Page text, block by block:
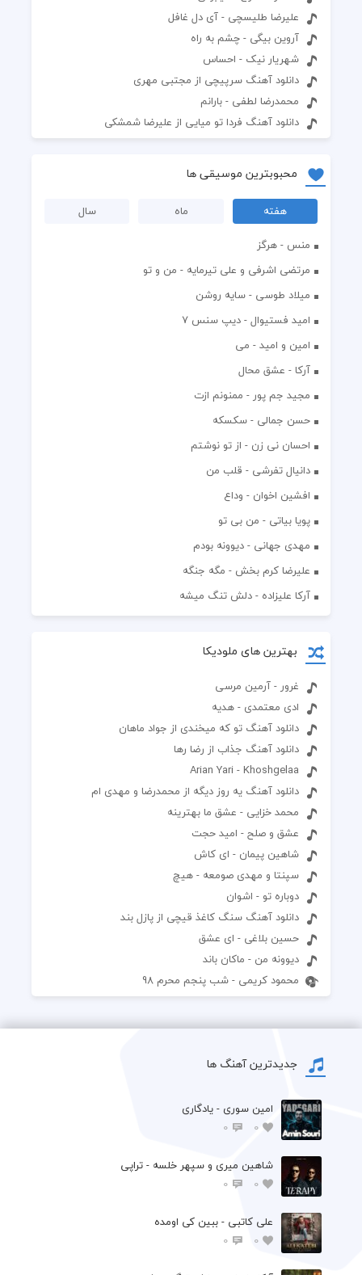
علیرضا طلیسچی - آی دل غافل
آروین بیگی - چشم به راه
شهریار نیک - احساس
دانلود آهنگ سرپیچی از مجتبی مهری
محمدرضا لطفی - بارانم
دانلود آهنگ فردا تو میایی از علیرضا شمشکی
محبوبترین موسیقی ها
هفته ماه
سال
منس - هرگز
مرتضی اشرفی و علی تیرمایه - من و تو
میلاد طوسی - سایه روشن
اميد فستيوال - ديپ سنس ۷
امین و امید - می
آرکا - عشق محال
مجید جم پور - ممنونم ازت
حسن جمالی - سکسکه
احسان نی زن - از تو نوشتم
دانیال تفرشی - قلب من
افشين اخوان - وداع
پویا بیاتی - من بی تو
مهدی جهانی - دیوونه بودم
علیرضا کرم بخش - مگه جنگه
آرکا علیزاده - دلش تنگ میشه
بهترین های ملودیکا
غرور - آرمین مرسی
ادی معتمدی - هدیه
دانلود آهنگ تو که میخندی از جواد ماهان
دانلود آهنگ جذاب از رضا رها
Arian Yari - Khoshgelaa
دانلود آهنگ یه روز دیگه از محمدرضا و مهدی ام
محمد خزایی - عشق ما بهترینه
عشق و صلح - امید حجت
شاهین پیمان - ای کاش
سپنتا و مهدی صومعه - هیچ
دوباره تو - اشوان
دانلود آهنگ سنگ کاغذ قیچی از پازل بند
حسین بلاغی - ای عشق
دیوونه من - ماکان باند
محمود کریمی - شب پنجم محرم 98
جدیدترین آهنگ ها
امین سوری - یادگاری
0
0
شاهین میری و سپهر خلسه - تراپی
0
0
علی کاتبی - ببین کی اومده
0
0